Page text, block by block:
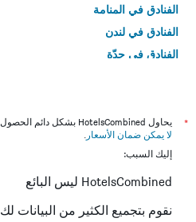
الفنادق في المنامة
الفنادق في لندن
الفنادق في جدّة
*
يحاول HotelsCombined بشكل دائم الحصول على الأسعار الدقيقة، ولكن
لا يمكن ضمان الأسعار .
إليك السبب:
HotelsCombined ليس البائع
نقوم بتجميع الكثير من البيانات لك